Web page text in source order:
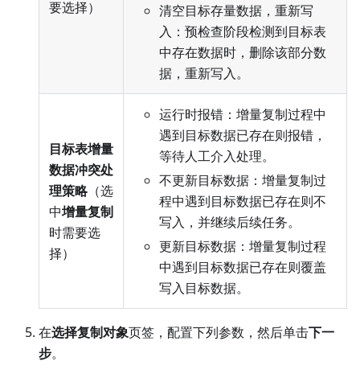
要选择）
清空目标存量数据，重新写
入：预检查阶段检测到目标表
中存在数据时，删除该部分数
据，重新写入。
目标表增量
数据冲突处
理策略（选
中增量复制
时需要选
择）
运行时报错：增量复制过程中
遇到目标数据已存在则报错，
等待人工介入处理。
不更新目标数据：增量复制过
程中遇到目标数据已存在则不
写入，并继续后续任务。
更新目标数据：增量复制过程
中遇到目标数据已存在则覆盖
写入目标数据。
在选择复制对象页签，配置下列参数，然后单击下一
步。